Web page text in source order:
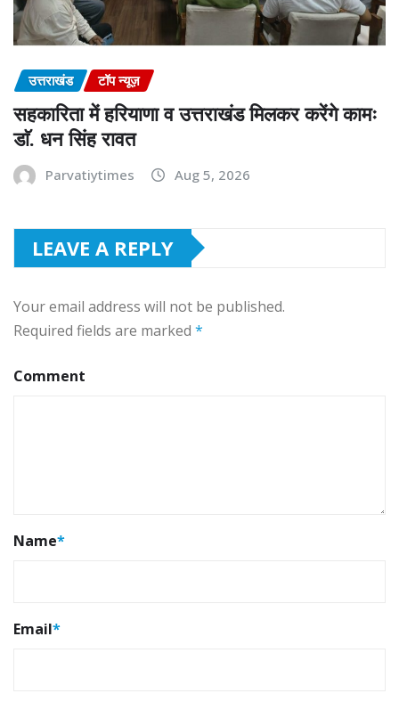
उत्तराखंड टॉप न्यूज़
सहकारिता में हरियाणा व उत्तराखंड मिलकर करेंगे कामः
डाॅ. धन सिंह रावत
Parvatiytimes Aug 5, 2026
LEAVE A REPLY
Your email address will not be published.
Required fields are marked *
Comment
Name*
Email*